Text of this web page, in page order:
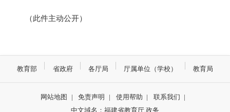
（此件主动公开）
教育部 省政府 各厅局 厅属单位（学校） 教育局
网站地图 | 免责声明 | 使用帮助 | 联系我们 |
中文域名：福建省教育厅.政务